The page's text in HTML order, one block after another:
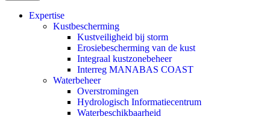
Expertise
Kustbescherming
Kustveiligheid bij storm
Erosiebescherming van de kust
Integraal kustzonebeheer
Interreg MANABAS COAST
Waterbeheer
Overstromingen
Hydrologisch Informatiecentrum
Waterbeschikbaarheid